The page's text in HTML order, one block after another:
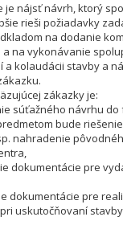
je nájsť návrh, ktorý
rieši požiadavky
na dodanie
a na vykonávanie
a kolaudácii stavby a
zákazky je:
súťažného návrhu
bude
nahradenie
dokumentácie pre
dokumentácie pre
uskutočňovaní